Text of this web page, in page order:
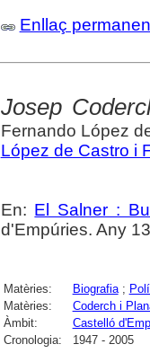
Enllaç
Josep
Fernando López
López de Castro i
En: El Salner :
d'Empúries. Any
Matèries: Biografia;
Matèries:
Coderch i
Àmbit:
Castelló
Cronologia:
1947 - 2005